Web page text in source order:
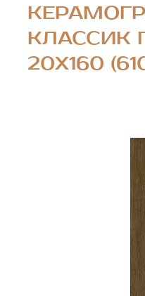
КЛАССИК
20X160